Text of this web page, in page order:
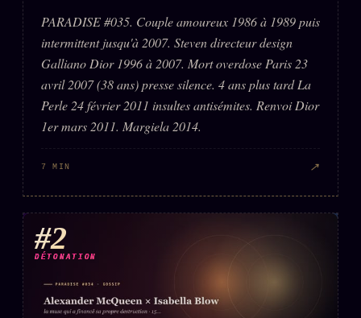
PARADISE #035. Couple amoureux 1986 à 1989 puis
intermittent jusqu'à 2007. Steven directeur design
Galliano Dior 1996 à 2007. Mort overdose Paris 23
avril 2007 (38 ans) presse silence. 4 ans plus tard La
Perle 24 février 2011 insultes antisémites. Renvoi Dior
1er mars 2011. Margiela 2014.
7 MIN ↗
#2
DÉTONATION